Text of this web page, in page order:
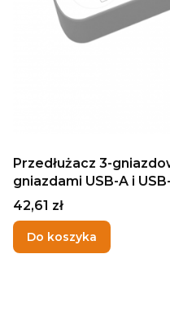
Przedłużacz 3-
gniazdami USB-A i
Cena
42,61 zł
Do koszyka